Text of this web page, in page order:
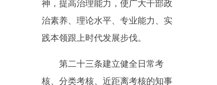
内政治生活准则等情况的政治监
督。坚持抓早抓小抓经常，加强日